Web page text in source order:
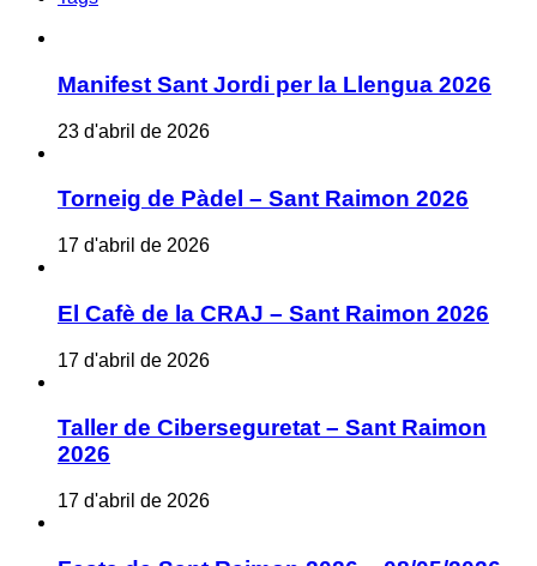
Manifest Sant Jordi per la Llengua 2026
23 d'abril de 2026
Torneig de Pàdel – Sant Raimon 2026
17 d'abril de 2026
El Cafè de la CRAJ – Sant Raimon 2026
17 d'abril de 2026
Taller de Ciberseguretat – Sant Raimon
2026
17 d'abril de 2026